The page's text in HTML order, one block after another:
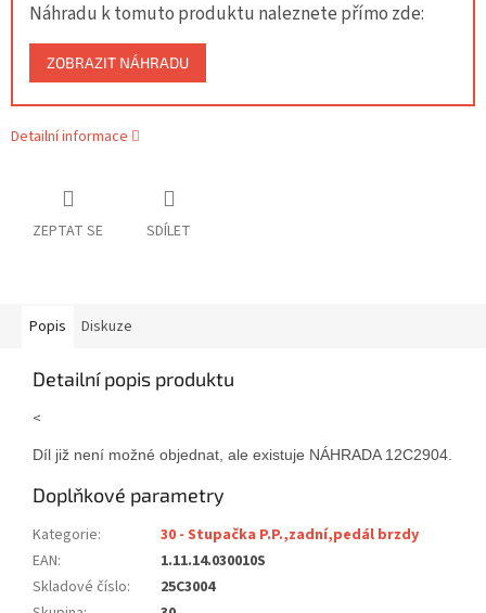
Náhradu k tomuto produktu naleznete přímo zde:
ZOBRAZIT NÁHRADU
Detailní informace
ZEPTAT SE SDÍLET
Popis Diskuze
Detailní popis produktu
<
Díl již není možné objednat, ale existuje NÁHRADA 12C2904.
Doplňkové parametry
Kategorie:
30 - Stupačka P.P.,zadní,pedál brzdy
EAN:
1.11.14.030010S
Skladové číslo:
25C3004